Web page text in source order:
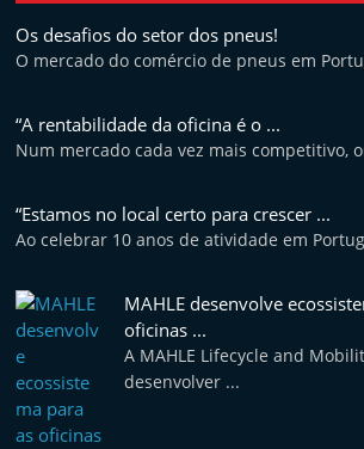
Os desafios do setor dos pneus!
O mercado do comércio de pneus em
“A rentabilidade da oficina é o ...
Num mercado cada vez mais competitivo,
“Estamos no local certo para crescer ...
Ao celebrar 10 anos de atividade em
MAHLE desenvolve
oficinas ...
A MAHLE Lifecycle and
desenvolver ...